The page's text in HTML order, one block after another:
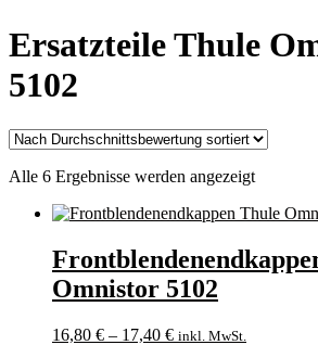
Ersatzteile Thule
5102
Alle 6 Ergebnisse werden angezeigtNach
sortiert
Omnistor 5102
16,80 € – 17,40 € inkl. MwSt.